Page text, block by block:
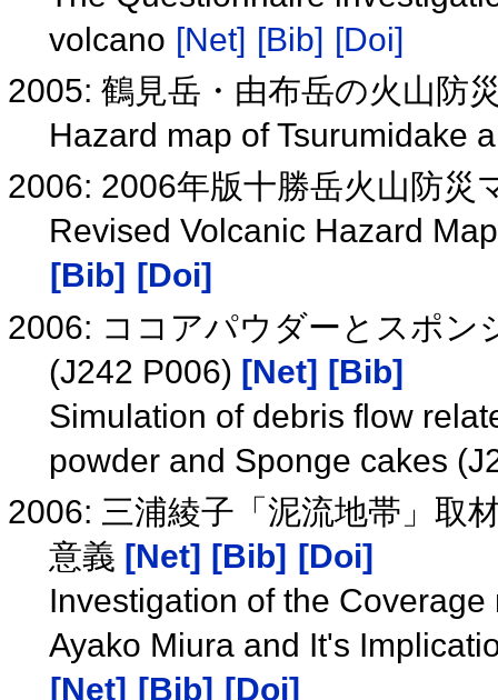
volcano [Net] [Bib] [Doi]
2005: 鶴見岳・由布岳の火山防
Hazard map of Tsurumidake
2006: 2006年版十勝岳火山防災
Revised Volcanic Hazard
[Bib]
[Doi]
2006: ココアパウダーとスポン
(J242 P006) [Net] [Bib]
Simulation of debris flow
powder and Sponge cakes
2006: 三浦綾子「泥流地帯」取
意義 [Net] [Bib] [Doi]
Investigation of the
Ayako Miura and It's
[Net] [Bib] [Doi]